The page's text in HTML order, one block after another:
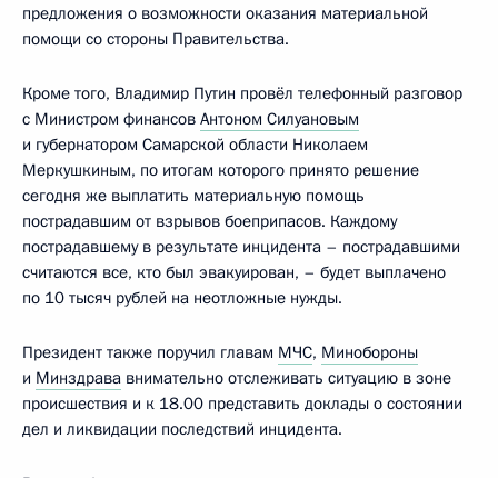
предложения о возможности оказания материальной
помощи со стороны Правительства.
Кроме того, Владимир Путин провёл телефонный разговор
с Министром финансов Антоном Силуановым
и губернатором Самарской области Николаем
Меркушкиным, по итогам которого принято решение
сегодня же выплатить материальную помощь
пострадавшим от взрывов боеприпасов. Каждому
пострадавшему в результате инцидента – пострадавшими
считаются все, кто был эвакуирован, – будет выплачено
по 10 тысяч рублей на неотложные нужды.
Президент также поручил главам МЧС, Минобороны
и Минздрава внимательно отслеживать ситуацию в зоне
происшествия и к 18.00 представить доклады о состоянии
дел и ликвидации последствий инцидента.